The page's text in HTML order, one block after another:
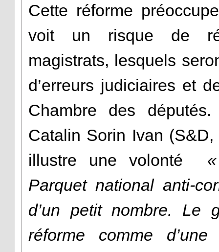
Cette réforme
voit un risque de
magistrats, lesquels
d’erreurs judiciaires et
Chambre des députés.
Catalin Sorin Ivan
illustre une volonté
Parquet national anti-
d’un petit nombre. Le
réforme comme